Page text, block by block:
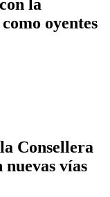
la
oyentes
Consellera
vías